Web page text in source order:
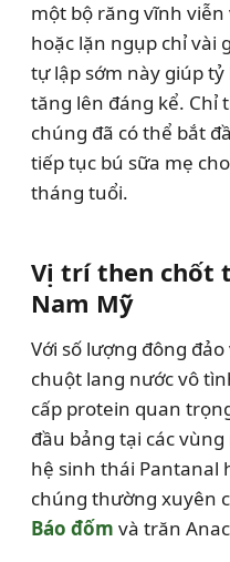
một bộ răng vĩnh viễn
hoặc lặn ngụp chỉ vài
tự lập sớm này giúp
tăng lên đáng kể. Chỉ
chúng đã có thể bắt
tiếp tục bú sữa mẹ
tháng tuổi.
Vị trí then chốt
Nam Mỹ
Với số lượng đông
chuột lang nước vô
cấp protein quan
đầu bảng tại các
hệ sinh thái Pantanal
chúng thường xuyên
Báo đốm và trăn